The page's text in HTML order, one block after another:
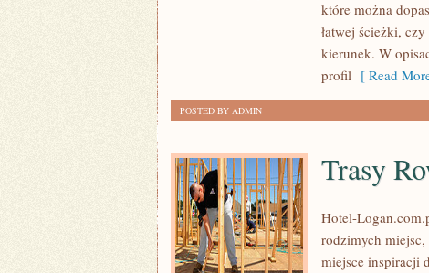
które można
łatwej ścieżki,
kierunek. W
profil [ Read
POSTED BY ADMIN
Trasy
Hotel-
rodzimych miejsc,
miejsce inspiracji